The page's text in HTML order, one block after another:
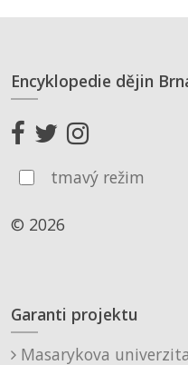
Encyklopedie dějin
tmavý režim
© 2026
Garanti projektu
Masarykova univerzita